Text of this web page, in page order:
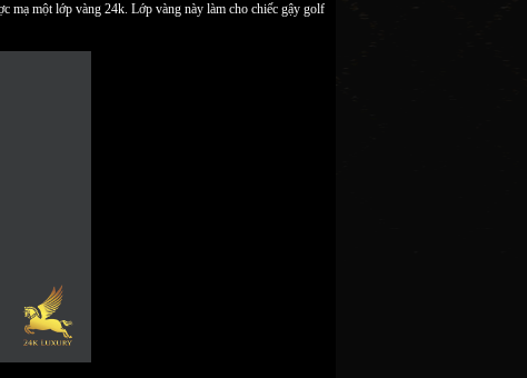
mạ một lớp vàng 24k. Lớp vàng này làm cho chiếc gậy golf